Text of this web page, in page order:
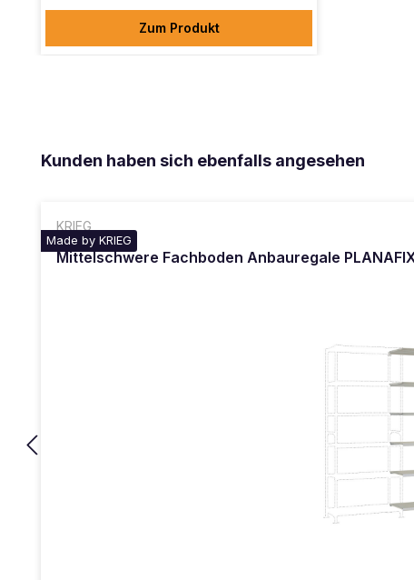
Zum Produkt
Produktgalerie überspringen
Kunden haben sich ebenfalls angesehen
KRIEG
Made by KRIEG
Mittelschwere Fachboden Anbauregale